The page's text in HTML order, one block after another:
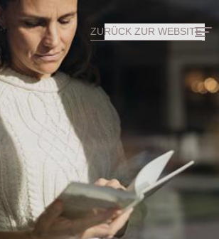
ZURÜCK ZUR WEBSITE